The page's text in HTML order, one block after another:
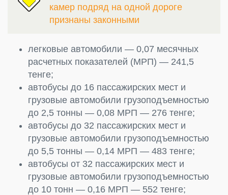
камер подряд на одной дороге
признаны законными
легковые автомобили — 0,07 месячных
расчетных показателей (МРП) — 241,5
тенге;
автобусы до 16 пассажирских мест и
грузовые автомобили грузоподъемностью
до 2,5 тонны — 0,08 МРП — 276 тенге;
автобусы до 32 пассажирских мест и
грузовые автомобили грузоподъемностью
до 5,5 тонны — 0,14 МРП — 483 тенге;
автобусы от 32 пассажирских мест и
грузовые автомобили грузоподъемностью
до 10 тонн — 0,16 МРП — 552 тенге;